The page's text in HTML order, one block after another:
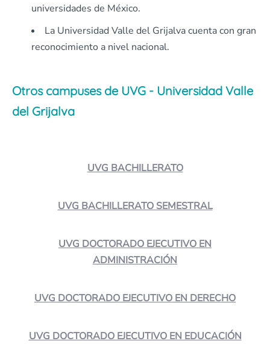
universidades de México.
La Universidad Valle del Grijalva cuenta con gran
reconocimiento a nivel nacional.
Otros campuses de UVG - Universidad Valle
del Grijalva
UVG BACHILLERATO
UVG BACHILLERATO SEMESTRAL
UVG DOCTORADO EJECUTIVO EN
ADMINISTRACIÓN
UVG DOCTORADO EJECUTIVO EN DERECHO
UVG DOCTORADO EJECUTIVO EN EDUCACIÓN